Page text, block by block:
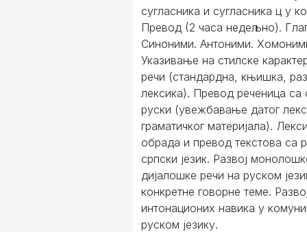
сугласника и сугласника ц у
Превод (2 часа недељно).
Синоними. Антоними.
Указивање на стилске
речи (стандардна, књишка,
лексика). Превод реченица са
руски (увежбавање датог
граматичког материјала).
обрада и превод текстова са
српски језик. Развој
дијалошке речи на руском
конкретне говорне теме.
интонационих навика у
руском језику.